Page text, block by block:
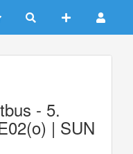
- 5.
| SUN